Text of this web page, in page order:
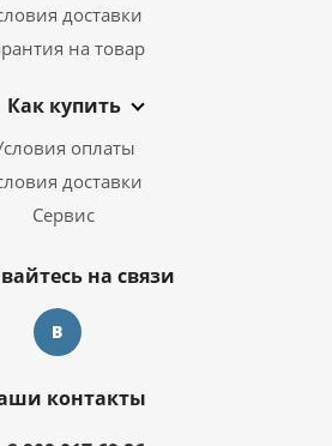
доставки
на товар
Как купить
оплаты
доставки
Сервис
на связи
контакты